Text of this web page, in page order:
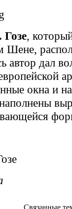
,
Шене,
автор дал
окна и
Связанные